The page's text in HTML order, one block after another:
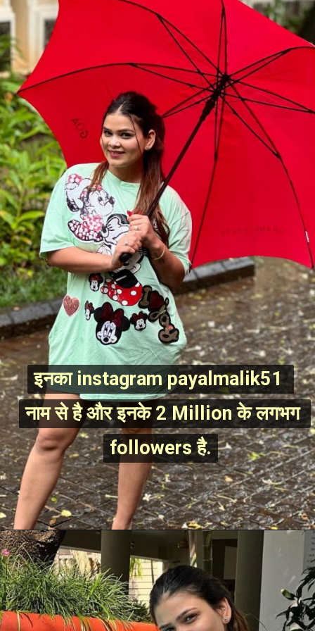
इनका instagram payalmalik51
नाम से है और इनके 2 Million के लगभग
followers है.
इनका instagram payalmalik51
नाम से है और इनके 2 Million के लगभग
followers है.